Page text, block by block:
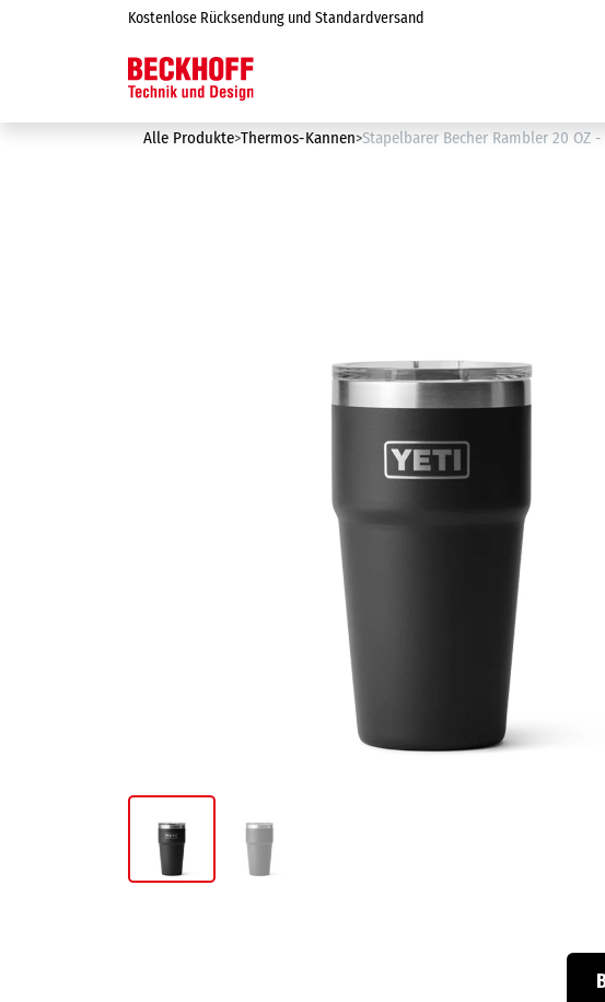
Zum Inhalt springenKostenlose Rücksendung und Standardversand
Alle Produkte Thermos-Kannen Stapelbarer Becher Rambler 20 OZ